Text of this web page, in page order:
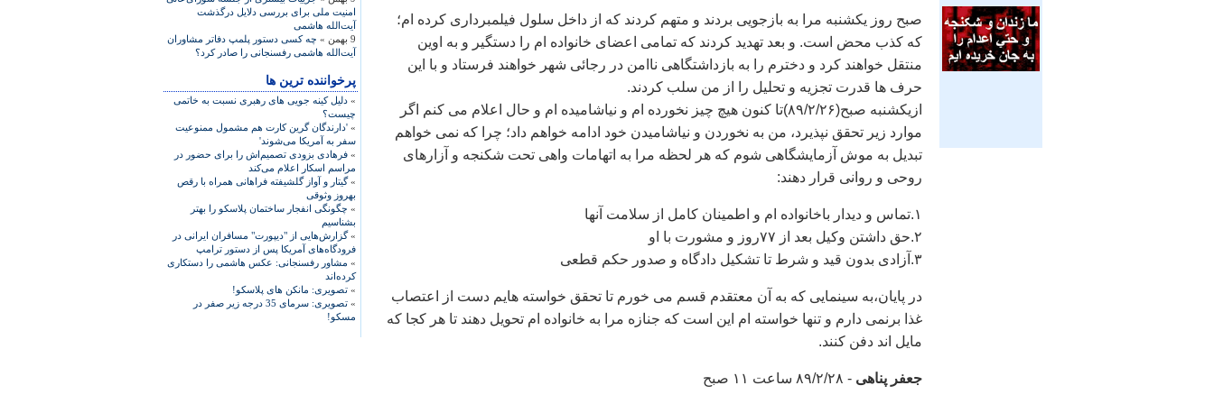
امنیت ملی برای بررسی دلایل درگذشت
آیت‌الله هاشمی
9 بهمن »
چه کسی دستور پلمپ دفاتر مشاوران
آیت‌الله هاشمی رفسنجانی را صادر کرد؟
پرخواننده ترین ها
» دلیل کینه جویی های رهبری نسبت به خاتمی
چیست؟
» 'دارندگان گرین کارت هم مشمول ممنوعیت
سفر به آمریکا می‌شوند'
» فرهادی بزودی تصمیم‌اش را برای حضور در
مراسم اسکار اعلام می‌کند
»گیتار و آواز گلشیفته فراهانی همراه با رقص
بهروز وثوقی
» چگونگی انفجار ساختمان پلاسکو را بهتر
بشناسیم
»گزارش‌هایی از "دیپورت" مسافران ایرانی در
فرودگاه‌های آمریکا پس از دستور ترامپ
» مشاور رفسنجانی: عکس هاشمی را دستکاری
کرده‌اند
» تصویری: مانکن های پلاسکو!
»
تصویری: سرمای 35 درجه زیر صفر در
مسکو!
صبح روز يکشنبه مرا به بازجويی بردند و متهم کردند که از داخل سلول فيلمبرداری کرده ام؛
که کذب محض است. و بعد تهديد کردند که تمامی اعضای خانواده ام را دستگير و به اوين
منتقل خواهند کرد و دخترم را به بازداشتگاهی ناامن در رجائی شهر خواهند فرستاد و با اين
حرف ها قدرت تجزيه و تحليل را از من سلب کردند.
ازيکشنبه صبح(۸۹/۲/۲۶)تا کنون هيچ چيز نخورده ام و نياشاميده ام و حال اعلام می کنم اگر
موارد زير تحقق نپذيرد، من به نخوردن و نياشاميدن خود ادامه خواهم داد؛ چرا که نمی خواهم
تبديل به موش آزمايشگاهی شوم که هر لحظه مرا به اتهامات واهی تحت شکنجه و آزارهای
روحی و روانی قرار دهند:
۱.تماس و ديدار باخانواده ام و اطمينان کامل از سلامت آنها
۲.حق داشتن وکيل بعد از ۷۷روز و مشورت با او
۳.آزادی بدون قيد و شرط تا تشکيل دادگاه و صدور حکم قطعی
در پايان،به سينمايی که به آن معتقدم قسم می خورم تا تحقق خواسته هايم دست از اعتصاب
غذا برنمی دارم و تنها خواسته ام اين است که جنازه مرا به خانواده ام تحويل دهند تا هر کجا که
مايل اند دفن کنند.
جعفر پناهی - ۸۹/۲/۲۸ ساعت ۱۱ صبح